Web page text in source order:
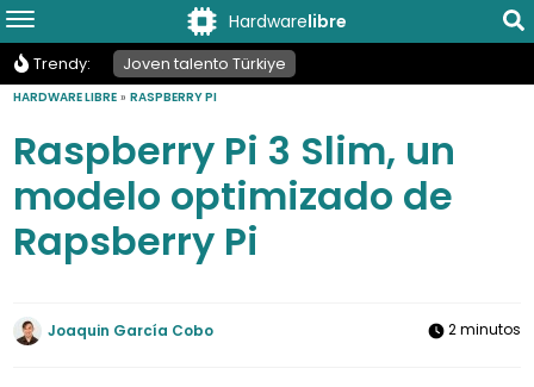
Hardwarelibre
Trendy: Joven talento Türkiye
HARDWARE LIBRE »RASPBERRY PI
Raspberry Pi 3 Slim, un
modelo optimizado de
Rapsberry Pi
Joaquin García Cobo 2 minutos